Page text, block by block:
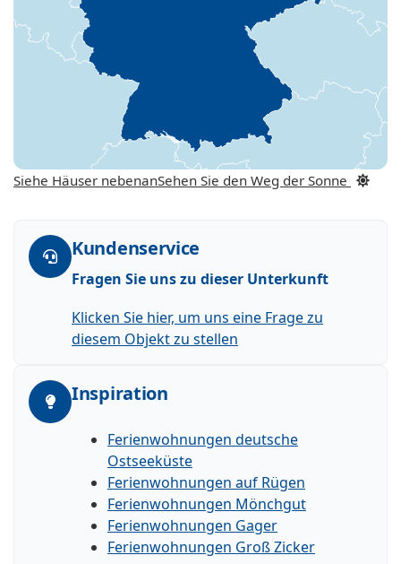
Siehe Häuser nebenanSehen Sie den Weg der Sonne
Kundenservice
Fragen Sie uns zu dieser Unterkunft
Klicken Sie hier, um uns eine Frage zu
diesem Objekt zu stellen
Inspiration
Ferienwohnungen deutsche
Ostseeküste
Ferienwohnungen auf Rügen
Ferienwohnungen Mönchgut
Ferienwohnungen Gager
Ferienwohnungen Groß Zicker